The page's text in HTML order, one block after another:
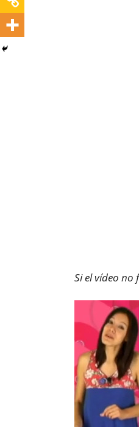
Si el vídeo no